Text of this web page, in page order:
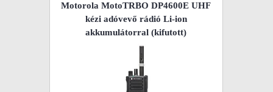
Motorola MotoTRBO DP4600E UHF
kézi adóvevő rádió Li-ion
akkumulátorral (kifutott)